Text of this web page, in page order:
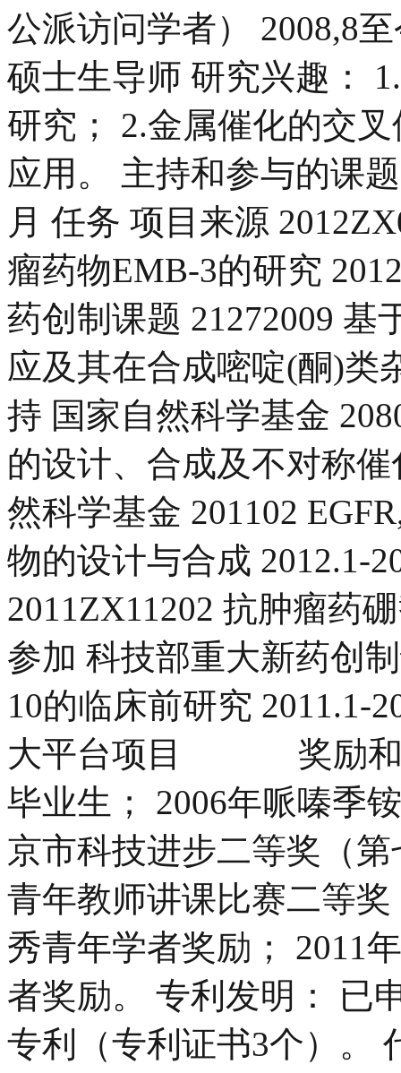
公派访问学者） 2008,8
硕士生导师 研究兴趣：
研究； 2.金属催化的交
应用。 主持和参与的课
月 任务 项目来源
瘤药物EMB-3的研究
药创制课题 21272009
应及其在合成嘧啶(酮)类
持 国家自然科学基金
的设计、合成及不对称催
然科学基金 201102
物的设计与合成 2012.1-
2011ZX11202 抗肿瘤药
参加 科技部重大新药创
10的临床前研究 2011.1-
大平台项目 奖励和荣
毕业生； 2006年哌嗪季
京市科技进步二等奖（
青年教师讲课比赛二等
秀青年学者奖励； 2011
者奖励。 专利发明： 已
专利（专利证书3个）。